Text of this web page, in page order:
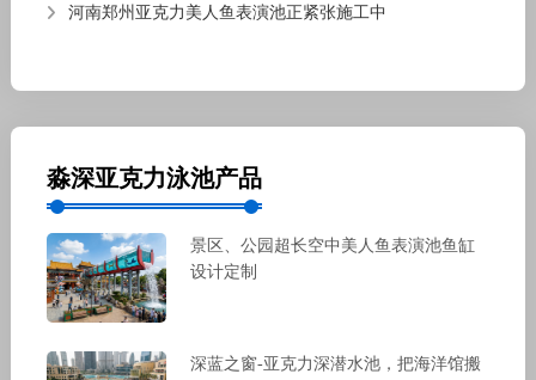
河南郑州亚克力美人鱼表演池正紧张施工中
淼深亚克力泳池产品
景区、公园超长空中美人鱼表演池鱼缸
设计定制
深蓝之窗-亚克力深潜水池，把海洋馆搬